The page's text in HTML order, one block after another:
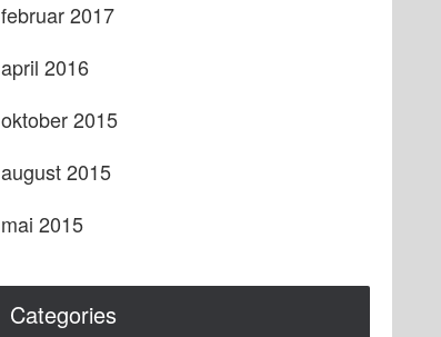
februar 2017
april 2016
oktober 2015
august 2015
mai 2015
Categories